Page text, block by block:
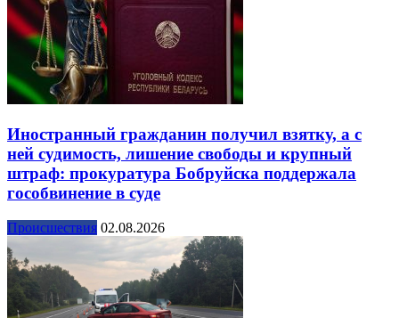
Иностранный гражданин получил взятку, а с
ней судимость, лишение свободы и крупный
штраф: прокуратура Бобруйска поддержала
гособвинение в суде
Происшествия 02.08.2026